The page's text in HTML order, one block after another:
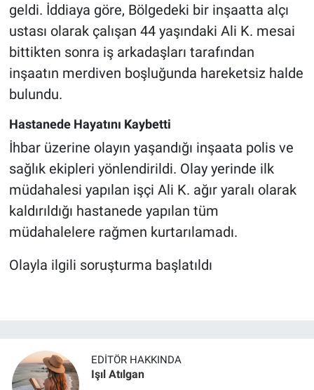
geldi. İddiaya göre, Bölgedeki bir inşaatta alçı
ustası olarak çalışan 44 yaşındaki Ali K. mesai
bittikten sonra iş arkadaşları tarafından
inşaatın merdiven boşluğunda hareketsiz halde
bulundu.
Hastanede Hayatını Kaybetti
İhbar üzerine olayın yaşandığı inşaata polis ve
sağlık ekipleri yönlendirildi. Olay yerinde ilk
müdahalesi yapılan işçi Ali K. ağır yaralı olarak
kaldırıldığı hastanede yapılan tüm
müdahalelere rağmen kurtarılamadı.
Olayla ilgili soruşturma başlatıldı
EDITÖR HAKKINDA
Işıl Atılgan